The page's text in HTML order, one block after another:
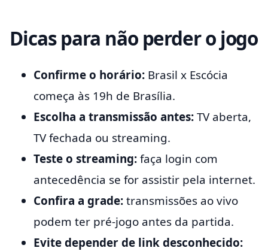
Dicas para não perder o jogo
Confirme o horário: Brasil x Escócia
começa às 19h de Brasília.
Escolha a transmissão antes:TV aberta,
TV fechada ou streaming.
Teste o streaming:faça login com
antecedência se for assistir pela internet.
Confira a grade:transmissões ao vivo
podem ter pré-jogo antes da partida.
Evite depender de link desconhecido: